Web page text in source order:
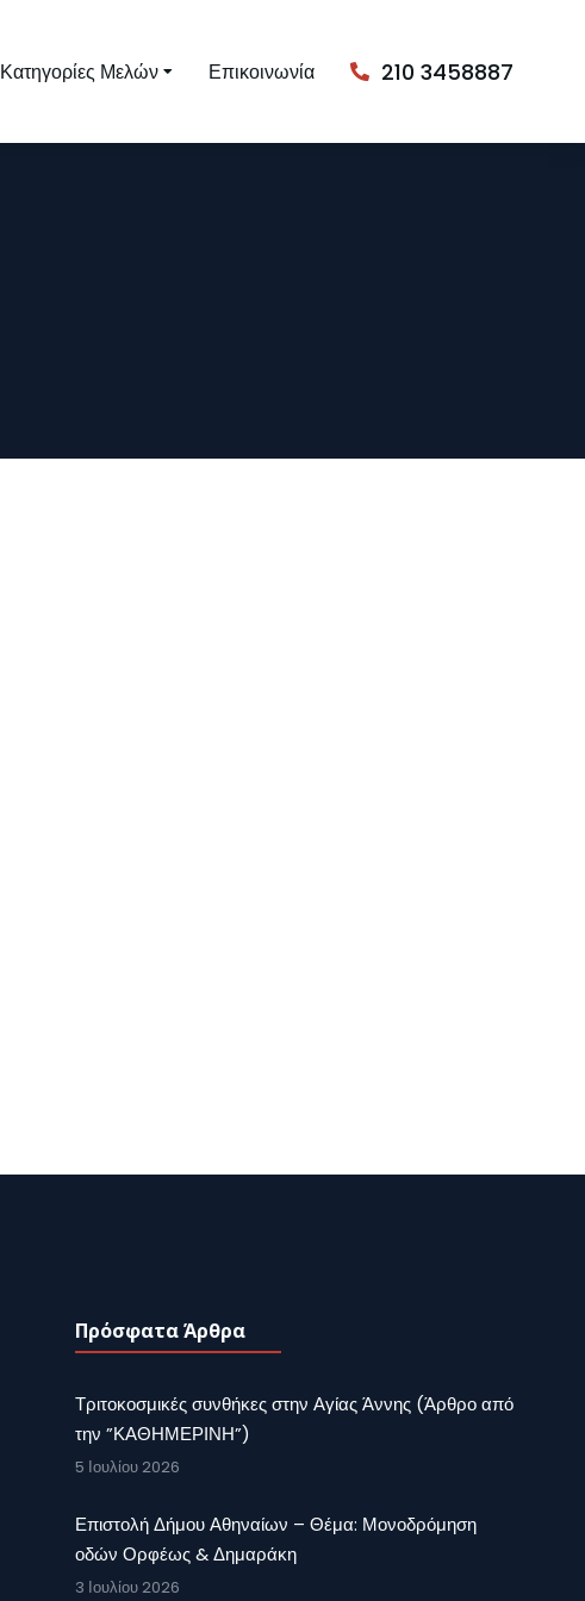
Κατηγορίες Μελών Επικοινωνία 210 3458887
Πρόσφατα Άρθρα
Τριτοκοσμικές συνθήκες στην Αγίας Άννης (Άρθρο από
την ”ΚΑΘΗΜΕΡΙΝΗ”)
5 Ιουλίου 2026
Επιστολή Δήμου Αθηναίων – Θέμα: Μονοδρόμηση
οδών Ορφέως & Δημαράκη
3 Ιουλίου 2026